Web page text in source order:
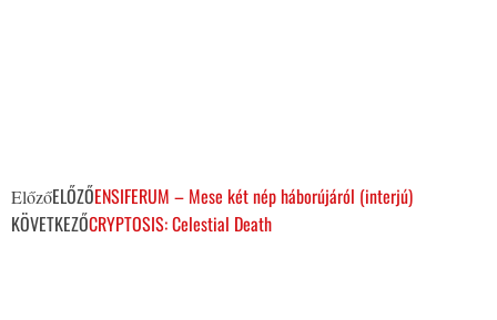
ElőzőELŐZŐENSIFERUM – Mese két nép háborújáról (interjú)
KÖVETKEZŐCRYPTOSIS: Celestial Death